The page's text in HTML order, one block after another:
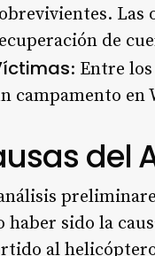
Las
de
: Entre
campamento en
del
haber sido la
al